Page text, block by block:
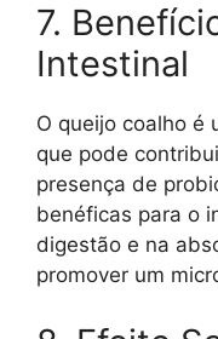
7.
Intestinal
O queijo coalho é
que pode
presença de
benéficas para o
digestão e na
promover um